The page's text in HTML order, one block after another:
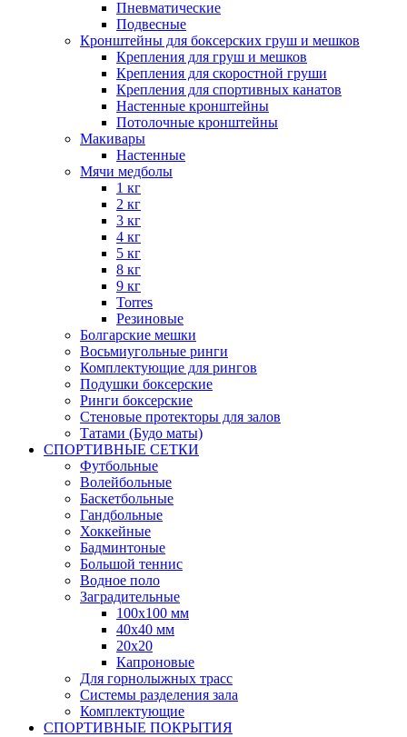
Пневматические
Подвесные
Кронштейны для боксерских груш и мешков
Крепления для груш и мешков
Крепления для скоростной груши
Крепления для спортивных канатов
Настенные кронштейны
Потолочные кронштейны
Макивары
Настенные
Мячи медболы
1 кг
2 кг
3 кг
4 кг
5 кг
8 кг
9 кг
Torres
Резиновые
Болгарские мешки
Восьмиугольные ринги
Комплектующие для рингов
Подушки боксерские
Ринги боксерские
Стеновые протекторы для залов
Татами (Будо маты)
СПОРТИВНЫЕ СЕТКИ
Футбольные
Волейбольные
Баскетбольные
Гандбольные
Хоккейные
Бадминтоные
Большой теннис
Водное поло
Заградительные
100х100 мм
40х40 мм
20х20
Капроновые
Для горнолыжных трасс
Системы разделения зала
Комплектующие
СПОРТИВНЫЕ ПОКРЫТИЯ